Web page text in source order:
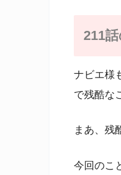
211
ナビエ様
で残酷な
まあ、残
今回のこ